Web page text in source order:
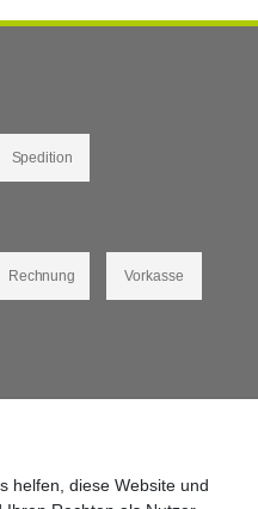
Spedition
Rechnung Vorkasse
helfen, diese Website und